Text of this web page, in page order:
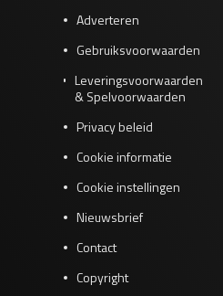
Adverteren
Gebruiksvoorwaarden
Leveringsvoorwaarden
& Spelvoorwaarden
Privacy beleid
Cookie informatie
Cookie instellingen
Nieuwsbrief
Contact
Copyright